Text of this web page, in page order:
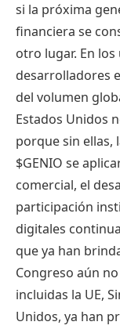
si la próxima
financiera se
otro lugar. En
desarrolladores
del volumen
Estados Unidos
porque sin ellas,
$GENIO se
comercial, el
participación
digitales
que ya han
Congreso aún
incluidas la UE,
Unidos, ya han